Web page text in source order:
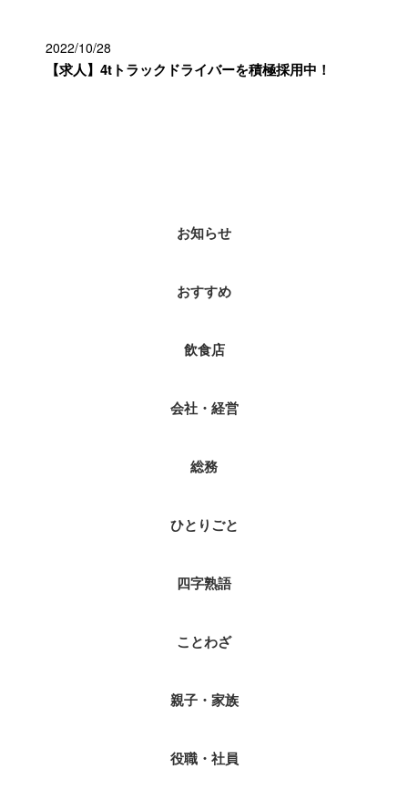
2022/10/28
【求人】4tトラックドライバーを積極採用中！
お知らせ
おすすめ
飲食店
会社・経営
総務
ひとりごと
四字熟語
ことわざ
親子・家族
役職・社員